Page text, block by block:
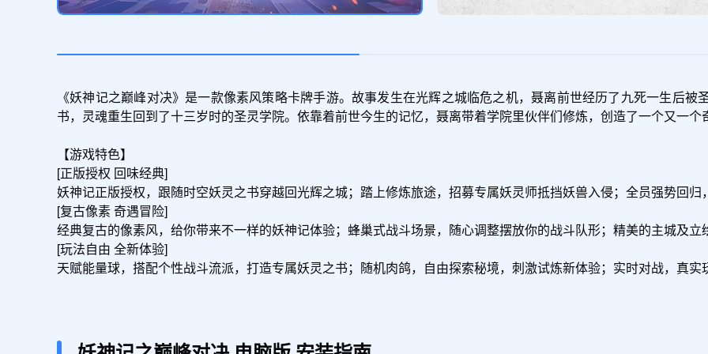
《妖神记之巅峰对决》是一款像素风策略卡牌手游。故事发生在光辉之城临危之机，聂离前世经历了九死一生后
书，灵魂重生回到了十三岁时的圣灵学院。依靠着前世今生的记忆，聂离带着学院里伙伴们修炼，创造了一个又一
【游戏特色】
[正版授权 回味经典]
妖神记正版授权，跟随时空妖灵之书穿越回光辉之城；踏上修炼旅途，招募专属妖灵师抵挡妖兽入侵；全员强势回
[复古像素 奇遇冒险]
经典复古的像素风，给你带来不一样的妖神记体验；蜂巢式战斗场景，随心调整摆放你的战斗队形；精美的主城及
[玩法自由 全新体验]
天赋能量球，搭配个性战斗流派，打造专属妖灵之书；随机肉鸽，自由探索秘境，刺激试炼新体验；实时对战，真